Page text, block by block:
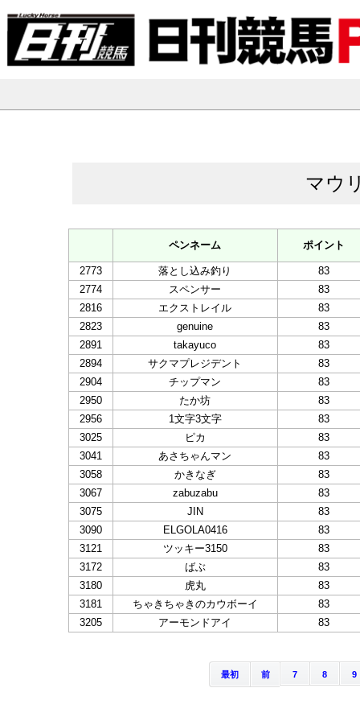
マウ
ペンネーム ポイント
2773 落とし込み釣り
83
2774
スペンサー
83
2816
エクストレイル
83
2823
genuine
83
2891
takayuco
83
2894
サクマプレジデント
83
2904
チップマン
83
2950
たか坊
83
2956
1文字3文字
83
3025
ピカ
83
3041
あさちゃんマン
83
3058
かきなぎ
83
3067
zabuzabu
83
3075
JIN
83
3090
ELGOLA0416
83
3121
ツッキー3150
83
3172
ばぶ
83
3180
虎丸
83
3181
ちゃきちゃきのカウボーイ
83
3205
アーモンドアイ 83
最初 前 7 8 9